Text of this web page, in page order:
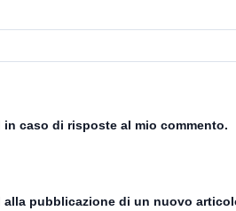
in caso di risposte al mio commento.
alla pubblicazione di un nuovo